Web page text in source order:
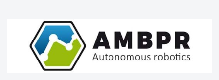
S'INFORMER